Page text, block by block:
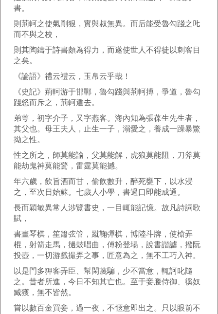
書。
則荊軻之使氣剛狠，實與叔無異。而后能受魯勾踐之𠮟
而不與之校，
則其陶鑄于詩書頗為得力，而遂使世人不得徒以刺客目
之矣。
《論語》禮云禮云，玉帛云乎哉！
《史記》荊軻游于邯鄲，魯勾踐與荊軻搏，爭道，魯勾
踐怒而斥之，荊軻遁去。
弟萼，初字介子，又字燕客。海內知為張葆生先生者，
其父也。母王夫人，止生一子，溺愛之，養成一躁暴鱉
拗之性。
性之所之，師莫能諭，父莫能解，虎狼莫能阻，刀斧莫
能劫鬼神莫能驚，雷霆莫能撼。
年六歲，飲旨酒而甘，偷飲數升，醉死甕下，以水浸
之，至次日始蘇。七歲人小學，書過口即能成通。
長而穎敏異常人涉覽書史，一目輒能記憶。故凡詩詞歌
賦，
書畫琴棋，笙簫弦管，蹴鞠彈棋，博陸斗牌，使槍弄
棍，射箭走馬，撾鼓唱曲，傅粉登場，說書諧謔，撥阮
投壺，一切游戲撮弄之事，匠意為之，無不工巧入神。
以是門多狎客弄臣、幫閑蔑騙，少不當意，輒訶叱隨
之。昔者所進，今日不知其亡也。至于妾媵侍御、徯奴
臧獲，無不皆然。
嘗以數百金買妾，過一夜，不愜意即出之。只以眼前不